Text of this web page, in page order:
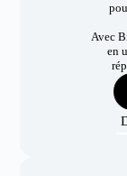
Avec
en